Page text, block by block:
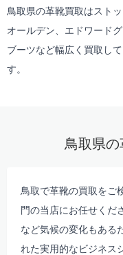
鳥取県の革靴買取はスト
オールデン、エドワード
ブーツなど幅広く買取し
す。
鳥取県
鳥取で革靴の買取をご
門の当店にお任せくだ
など気候の変化もある
れた実用的なビジネス